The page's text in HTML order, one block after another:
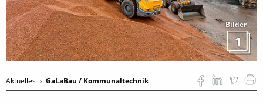
Bilder
1
Aktuelles GaLaBau / Kommunaltechnik